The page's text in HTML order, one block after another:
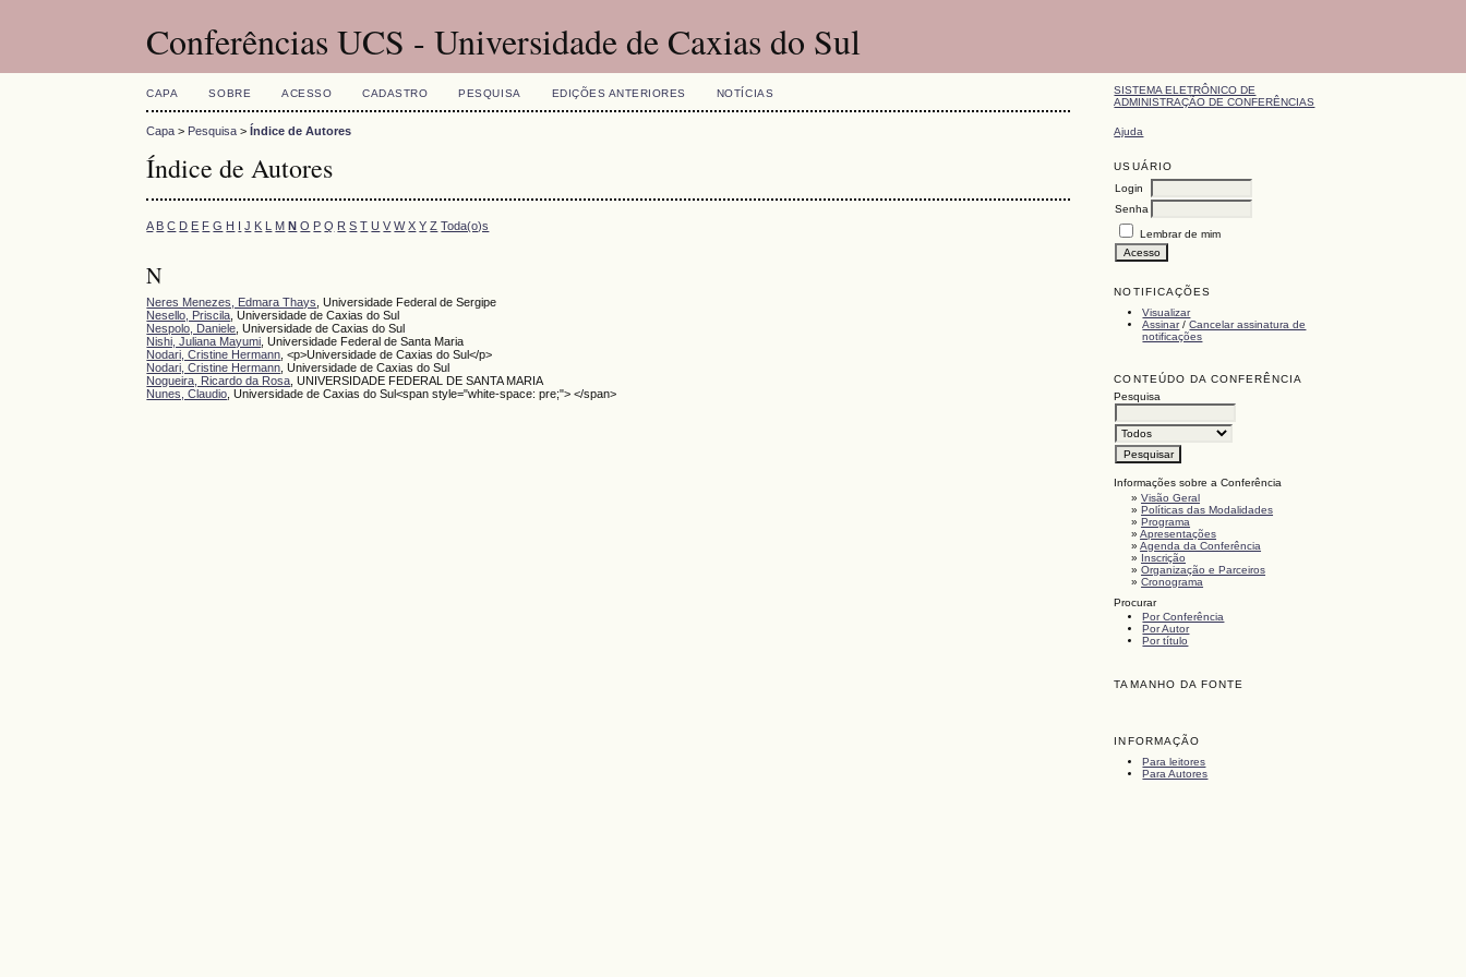
Conferências UCS - Universidade de Caxias do Sul
SISTEMA ELETRÔNICO DE
ADMINISTRAÇÃO DE CONFERÊNCIAS
Ajuda
USUÁRIO
Login
Senha
Lembrar de mim
NOTIFICAÇÕES
Visualizar
Assinar/Cancelar assinatura de
notificações
CONTEÚDO DA CONFERÊNCIA
Pesquisa
Informações sobre a Conferência
»Visão Geral
»Políticas das Modalidades
»Programa
»Apresentações
»Agenda da Conferência
» Inscrição
»Organização e Parceiros
»Cronograma
Procurar
Por Conferência
Por Autor
Por título
TAMANHO DA FONTE
INFORMAÇÃO
Para leitores
Para Autores
CAPA SOBRE ACESSO CADASTRO PESQUISA EDIÇÕES ANTERIORES NOTÍCIAS
Capa > Pesquisa >Índice de Autores
Índice de Autores
A B C D E F G H I J K L M N O P Q R S T U V W X Y Z Toda(o)s
N
Neres Menezes, Edmara Thays , Universidade Federal de Sergipe
Nesello, Priscila , Universidade de Caxias do Sul
Nespolo, Daniele , Universidade de Caxias do Sul
Nishi, Juliana Mayumi , Universidade Federal de Santa Maria
Nodari, Cristine Hermann , <p>Universidade de Caxias do Sul</p>
Nodari, Cristine Hermann , Universidade de Caxias do Sul
Nogueira, Ricardo da Rosa , UNIVERSIDADE FEDERAL DE SANTA MARIA
Nunes, Claudio , Universidade de Caxias do Sul<span style="white-space: pre;"> </span>